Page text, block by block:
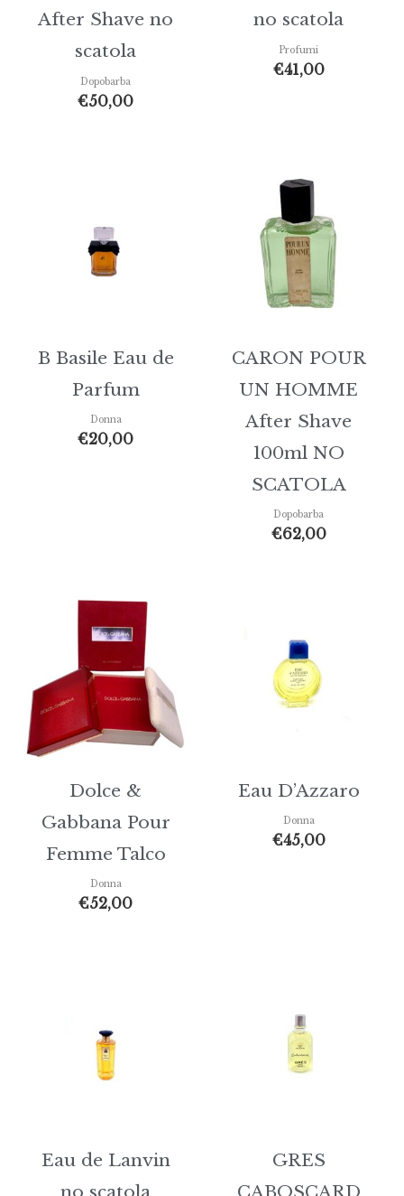
After Shave no
scatola
Dopobarba
€50,00
no scatola
Profumi
€41,00
B Basile Eau de
Parfum
Donna
€20,00
CARON POUR
UN HOMME
After Shave
100ml NO
SCATOLA
Dopobarba
€62,00
Dolce &
Gabbana Pour
Femme Talco
Donna
€52,00
Eau D’Azzaro
Donna
€45,00
Eau de Lanvin
no scatola
GRES
CABOSCARD